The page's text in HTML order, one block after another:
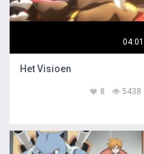
04:01
Het Visioen
5438
8